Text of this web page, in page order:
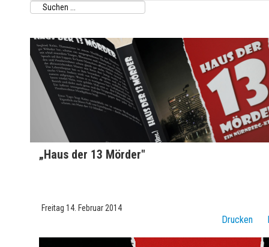
„Haus der 13 Mörder"
Freitag 14. Februar 2014
Drucken